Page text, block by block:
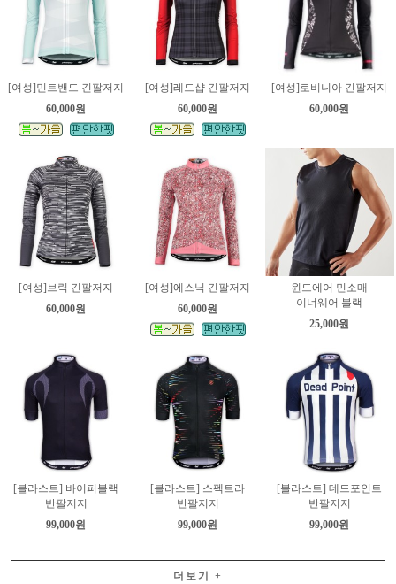
[여성]민트밴드 긴팔저지
60,000원
[여성]레드샵 긴팔저지
60,000원
[여성]로비니아 긴팔저지
60,000원
[여성]브릭 긴팔저지
60,000원
[여성]에스닉 긴팔저지
60,000원
윈드에어 민소매
이너웨어 블랙
25,000원
[블라스트] 바이퍼블랙
반팔저지
99,000원
[블라스트] 스펙트라
반팔저지
99,000원
[블라스트] 데드포인트
반팔저지
99,000원
더보기 +